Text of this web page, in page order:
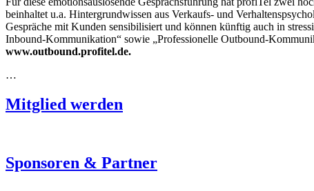
beinhaltet u.a. Hintergrundwissen aus Verkaufs- und
Gespräche mit Kunden sensibilisiert und können künftig auch in
Inbound-Kommunikation“ sowie „Professionelle Outbound-
www.outbound.profitel.de.
…
Mitglied werden
Sponsoren & Partner